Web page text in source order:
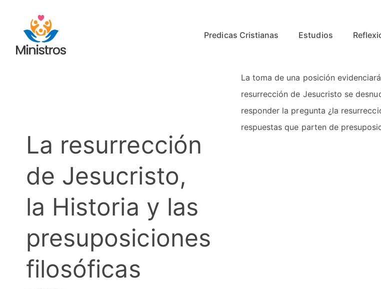
contenido
Predicas Cristianas Estudios
La resurrección
de Jesucristo,
la Historia y las
presuposiciones
filosóficas
La toma de una posición
resurrección de Jesucristo se
responder la pregunta ¿la
respuestas que parten de